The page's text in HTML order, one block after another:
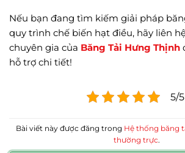
Nếu bạn đang tìm kiếm giải pháp
quy trình chế biến hạt điều, hãy liên
chuyên gia của Băng Tải Hưng Thịnh
hỗ trợ chi tiết!
5/
Bài viết này được đăng trong Hệ thống băng
thường trực.